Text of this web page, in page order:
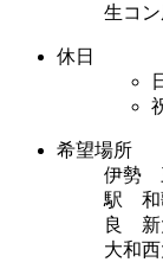
生コ
休日
希望場所
伊勢
駅 和
良
大和